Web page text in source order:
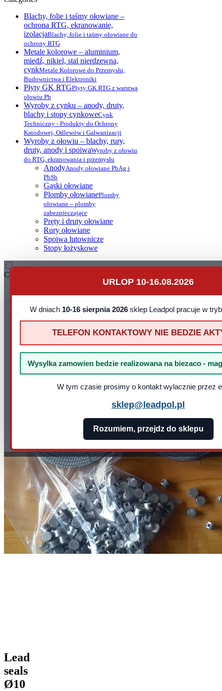
Blachy, folie i taśmy ołowiane –
ochrona RTG, ekranowanie,
izolacjaBlachy, folie i taśmy ołowiane do
ochrony RTG
Metale kolorowe – aluminium,
miedź, nikiel, stal nierdzewna,
cynkMetale Kolorowe do Przemysłu,
Budownictwa i Elektroniki
Płyty GK RTGPłyty GK RTG z warstwą
ołowiu Pb
Wyroby z cynku – anody, druty,
blachy i stopy cynkoweCynk
Techniczny - Produkty do Ochrony
Katodowej, Odlewów i Galwanizacji
Wyroby z ołowiu – blachy, rury,
druty, anody i spoiwaWyroby z ołowiu
do RTG, ekranowania i przemysłu
AnodyAnody ołowiane PbAg i
PbSb
Gąski ołowiane
Plomby ołowianePlomby
ołowiane – plomby
zabezpieczające
Pręty i druty ołowiane
Rury ołowiane
Spoiwa lutownicze
Stopy łożyskowe
URLOP 10-16.08.2026
W dniach 10-16 sierpnia 2026sklep Leadpol pracuje w
TELEFON KONTAKTOWY NIE BEDZIE
Wysylka zamowien bedzie realizowana na biezaco -
W tym czasie prosimy o kontakt wylacznie przez
sklep@leadpol.pl
Rozumiem, przejdz do sklepu
Contact
22-100 Chełm
+48 533 556 898
Godziny działania sklepuGodziny
pracy: pn - pt 8:00 - 16:00
Lead
seals
Ø10